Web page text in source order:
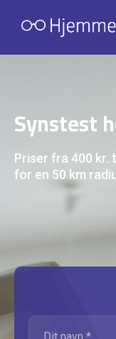
Synstest
Priser fra 400 kr.
for en 50 km